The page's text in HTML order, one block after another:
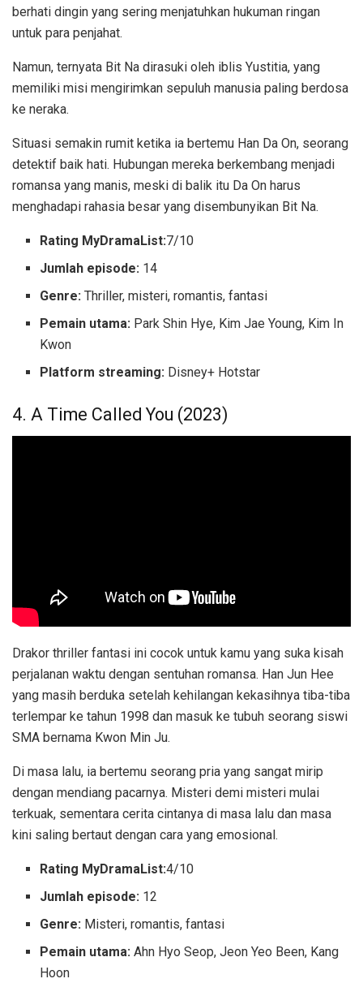
berhati dingin yang sering menjatuhkan hukuman ringan
untuk para penjahat.
Namun, ternyata Bit Na dirasuki oleh iblis Yustitia, yang
memiliki misi mengirimkan sepuluh manusia paling berdosa
ke neraka.
Situasi semakin rumit ketika ia bertemu Han Da On, seorang
detektif baik hati. Hubungan mereka berkembang menjadi
romansa yang manis, meski di balik itu Da On harus
menghadapi rahasia besar yang disembunyikan Bit Na.
Rating MyDramaList:7/10
Jumlah episode: 14
Genre: Thriller, misteri, romantis, fantasi
Pemain utama: Park Shin Hye, Kim Jae Young, Kim In
Kwon
Platform streaming: Disney+ Hotstar
4. A Time Called You (2023)
Drakor thriller fantasi ini cocok untuk kamu yang suka kisah
perjalanan waktu dengan sentuhan romansa. Han Jun Hee
yang masih berduka setelah kehilangan kekasihnya tiba-tiba
terlempar ke tahun 1998 dan masuk ke tubuh seorang siswi
SMA bernama Kwon Min Ju.
Di masa lalu, ia bertemu seorang pria yang sangat mirip
dengan mendiang pacarnya. Misteri demi misteri mulai
terkuak, sementara cerita cintanya di masa lalu dan masa
kini saling bertaut dengan cara yang emosional.
Rating MyDramaList:4/10
Jumlah episode: 12
Genre: Misteri, romantis, fantasi
Pemain utama: Ahn Hyo Seop, Jeon Yeo Been, Kang
Hoon